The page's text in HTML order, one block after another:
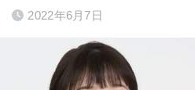
2022年6月7日